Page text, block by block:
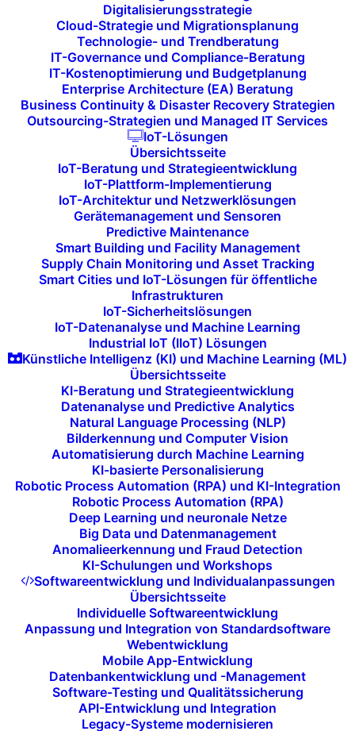
Digitalisierungsstrategie
Cloud-Strategie und Migrationsplanung
Technologie- und Trendberatung
IT-Governance und Compliance-Beratung
IT-Kostenoptimierung und Budgetplanung
Enterprise Architecture (EA) Beratung
Business Continuity & Disaster Recovery Strategien
Outsourcing-Strategien und Managed IT Services
IoT-Lösungen
Übersichtsseite
IoT-Beratung und Strategieentwicklung
IoT-Plattform-Implementierung
IoT-Architektur und Netzwerklösungen
Gerätemanagement und Sensoren
Predictive Maintenance
Smart Building und Facility Management
Supply Chain Monitoring und Asset Tracking
Smart Cities und IoT-Lösungen für öffentliche
Infrastrukturen
IoT-Sicherheitslösungen
IoT-Datenanalyse und Machine Learning
Industrial IoT (IIoT) Lösungen
Künstliche Intelligenz (KI) und Machine Learning (ML)
Übersichtsseite
KI-Beratung und Strategieentwicklung
Datenanalyse und Predictive Analytics
Natural Language Processing (NLP)
Bilderkennung und Computer Vision
Automatisierung durch Machine Learning
KI-basierte Personalisierung
Robotic Process Automation (RPA) und KI-Integration
Robotic Process Automation (RPA)
Deep Learning und neuronale Netze
Big Data und Datenmanagement
Anomalieerkennung und Fraud Detection
KI-Schulungen und Workshops
Softwareentwicklung und Individualanpassungen
Übersichtsseite
Individuelle Softwareentwicklung
Anpassung und Integration von Standardsoftware
Webentwicklung
Mobile App-Entwicklung
Datenbankentwicklung und -Management
Software-Testing und Qualitätssicherung
API-Entwicklung und Integration
Legacy-Systeme modernisieren
einheitlichen Plattformstrategien, standardisierten
Schnittstellen und konsistenten Management-
Konzepten. Für Integratoren und Enterprise-Kunden
vereinfacht das die Planung deutlich, weil globale
Rollouts technisch homogener umgesetzt werden
können.
Hallenstruktur und
Themensegmentierung
Die Hallenstruktur war wie jedes Jahr klar thematisch
segmentiert. Für Fachbesucher ergab sich daraus ein
hoher praktischer Nutzen, weil sich
Technologiefelder gezielt und effizient erschließen
ließen. Besonders stark vertreten waren:
Dedicated Digital Signage Areasmit Display-, LED-
und Player-Herstellern
Software- und CMS-Zonenmit Fokus auf
Plattformen, Analytics und Content-Automatisierung
LED-Großflächen-Segmentemit Fokus auf
modulare, flexible und architektonisch integrierte
Workplace- & Collaboration-Bereiche mit hybriden
Raum- und Kommunikationskonzepten
Gerade im Digital-Signage-Umfeld war klar erkennbar,
dass die Grenzen zwischen klassischem Display-
Business, IT-Infrastruktur und Softwareplattformen
weiter verschwimmen werden. Nahezu jeder größere
Hersteller präsentierte nicht nur Panels oder LED-
Module, sondern komplette Lösungsketten –
inklusive Remote-Management, Gerätesteuerung,
Content-Distribution und Monitoring.